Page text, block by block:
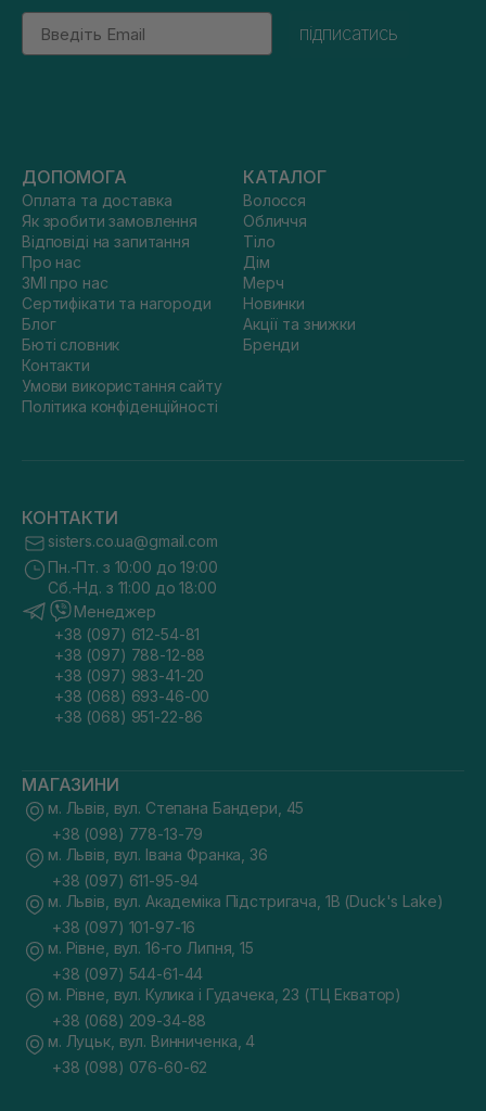
Email
підписатись
ДОПОМОГА
Оплата та доставка
Як зробити замовлення
Відповіді на запитання
Про нас
ЗМІ про нас
Сертифікати та нагороди
Блог
Бюті словник
Контакти
Умови використання сайту
Політика конфіденційності
КАТАЛОГ
Волосся
Обличчя
Тіло
Дім
Мерч
Новинки
Акції та знижки
Бренди
КОНТАКТИ
sisters.co.ua@gmail.com
Пн.-Пт. з 10:00 до 19:00
Сб.-Нд. з 11:00 до 18:00
Менеджер
+38 (097) 612-54-81
+38 (097) 788-12-88
+38 (097) 983-41-20
+38 (068) 693-46-00
+38 (068) 951-22-86
МАГАЗИНИ
м. Львів, вул. Степана Бандери, 45
+38 (098) 778-13-79
м. Львів, вул. Івана Франка, 36
+38 (097) 611-95-94
м. Львів, вул. Академіка Підстригача, 1В (Duck's Lake)
+38 (097) 101-97-16
м. Рівне, вул. 16-го Липня, 15
+38 (097) 544-61-44
м. Рівне, вул. Кулика і Гудачека, 23 (ТЦ Екватор)
+38 (068) 209-34-88
м. Луцьк, вул. Винниченка, 4
+38 (098) 076-60-62